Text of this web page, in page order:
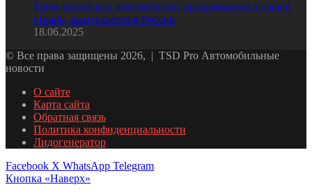
Треть китайских автомобилей, продающихся в нашей
стране, выпускается в России
18.06.2025
© Все права защищены 2026, | TSD Pro Автомобильные
новости
О сайте
Карта сайта
Обратная связь
Политика конфиденциальности
Лидогенератор
Facebook X WhatsApp Telegram
Кнопка «Наверх»